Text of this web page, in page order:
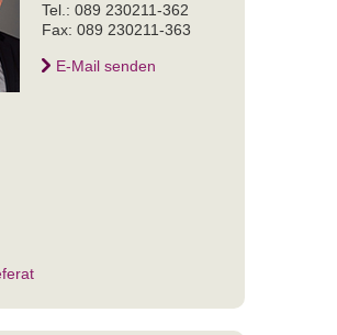
Tel.: 089 230211-362
Fax: 089 230211-363
E-Mail senden